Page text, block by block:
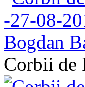
Corbii de